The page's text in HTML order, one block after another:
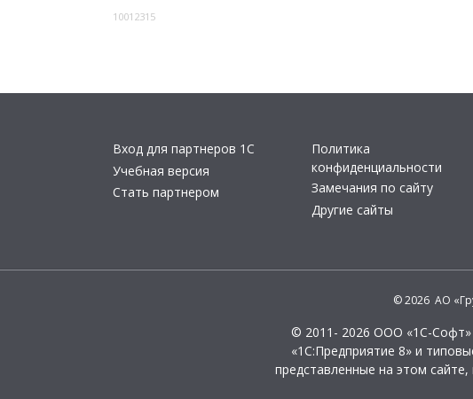
10012315
Вход для партнеров 1С
Учебная версия
Стать партнером
Политика
конфиденциальности
Замечания по сайту
Другие сайты
© 2026 АО
© 2011- 2026 ООО «1С-Софт»
«1С:Предприятие 8» и
представленные на этом